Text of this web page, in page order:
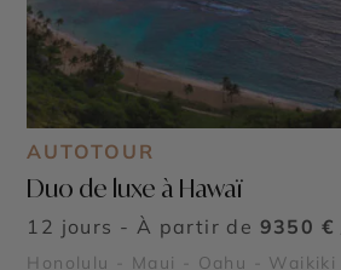
AUTOTOUR
Duo de luxe à Hawaï
12 jours - À partir de 9350 €
Honolulu - Maui - Oahu -